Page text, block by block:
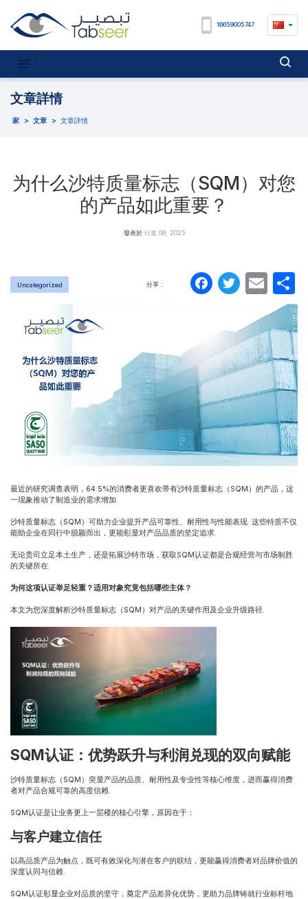
16659005747
文章詳情
家 > 文章 > 文章詳情
为什么沙特质量标志（SQM）对您
的产品如此重要？
發表於 行進 09, 2025
Uncategorized 分享 :
最近的研究调查表明，64.5%的消费者更喜欢带有沙特质量标志（SQM）的产品，这
一现象推动了制造业的需求增加.
沙特质量标志（SQM）可助力企业提升产品可靠性、耐用性与性能表现. 这些特质不仅
能助企业在同行中脱颖而出，更能彰显对产品品质的坚定追求.
无论贵司立足本土生产，还是拓展沙特市场，获取SQM认证都是合规经营与市场制胜
的关键所在.
为何这项认证举足轻重？适用对象究竟包括哪些主体？
本文为您深度解析沙特质量标志（SQM）对产品的关键作用及企业升级路径.
SQM认证：优势跃升与利润兑现的双向赋能
沙特质量标志 （SQM）突显产品的品质、耐用性及专业性等核心维度，进而赢得消费
者对产品合规可靠的高度信赖.
SQM认证是让业务更上一层楼的核心引擎，原因在于：
与客户建立信任
以高品质产品为触点，既可有效深化与潜在客户的联结，更能赢得消费者对品牌价值的
深度认同与信赖.
SQM认证彰显企业对品质的坚守，奠定产品差异化优势，更助力品牌铸就行业标杆地